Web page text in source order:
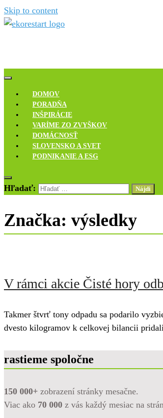
Skip to content
DOMOV
PORADŇA
INŠPIRÁCIE
VARÍME ZO ZVYŠKOV
DOMÁCNOSŤ
SLOVENSKO A SVET
PODNIKANIE A ESG
Hľadať:
Značka: výsledky
V rámci akcie Čisté hory
Takmer štvrť tony odpadu sa podarilo
dvesto kilogramov k celkovej bilancii
rastieme spoločne
150 000+ zobrazení stránky mesačne.
Viac ako 70 000 z vás každý mesiac na